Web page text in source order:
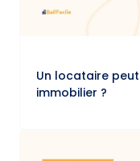
Un locataire
immobilier ?